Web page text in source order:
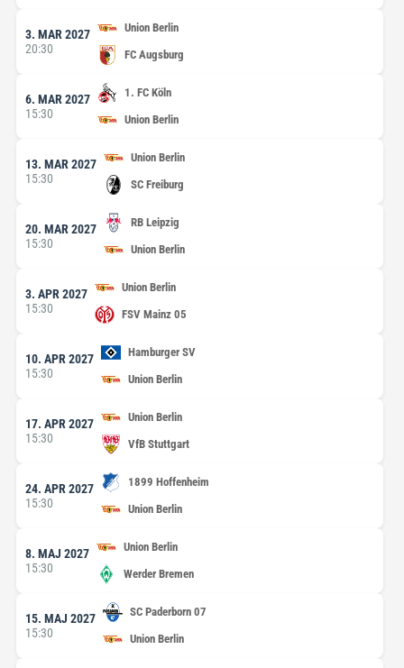
3. MAR 2027
20:30
Union Berlin
FC Augsburg
6. MAR 2027
15:30
1. FC Köln
Union Berlin
13. MAR 2027
15:30
Union Berlin
SC Freiburg
20. MAR 2027
15:30
RB Leipzig
Union Berlin
3. APR 2027
15:30
Union Berlin
FSV Mainz 05
10. APR 2027
15:30
Hamburger SV
Union Berlin
17. APR 2027
15:30
Union Berlin
VfB Stuttgart
24. APR 2027
15:30
1899 Hoffenheim
Union Berlin
8. MAJ 2027
15:30
Union Berlin
Werder Bremen
15. MAJ 2027
15:30
SC Paderborn 07
Union Berlin